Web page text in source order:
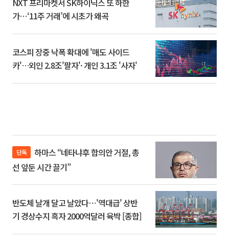
NXT 프리마켓서 SK하이닉스 또 하한
가⋯‘11주 거래’에 시초가 왜곡
코스피 장중 낙폭 확대에 '매도 사이드
카'…외인 2.8조'팔자'· 개인 3.1조 '사자'
단독
선 앞둔 시간 끌기”
반도체 날개 달고 날았다⋯'역대급' 상반
기 경상수지 흑자 2000억달러 육박 [종합]